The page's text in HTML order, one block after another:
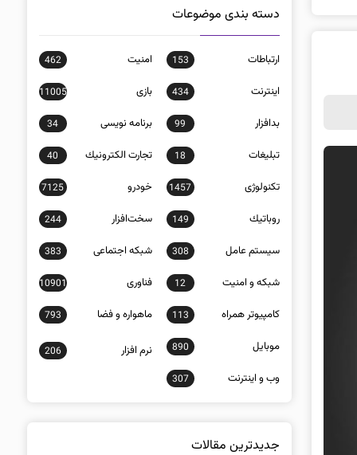
دسته بندی موضوعات
ارتباطات 153 امنيت 462
اينترنت 434 بازی 11005
بدافزار 99 برنامه نويسی 34
تبلیغات 18 تجارت الكترونيك 40
تکنولوژی 1457 خودرو 7125
روباتيك 149 سخت‌افزار 244
سيستم عامل 308 شبكه اجتماعی 383
شبكه و امنيت 12 فناوری 10901
كامپيوتر همراه 113 ماهواره و فضا 793
موبايل 890 نرم افزار 206
وب و اينترنت 307
جدیدترین مقالات